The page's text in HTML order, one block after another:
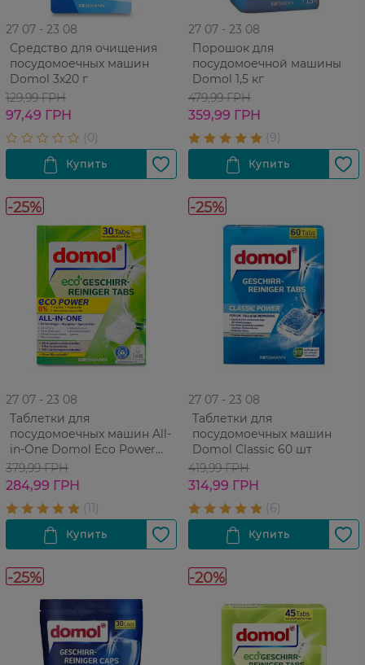
27 07 - 23 08
Средство для очищения
посудомоечных машин
Domol 3х20 г
129,99 ГРН
97,49 ГРН
27 07 - 23 08
Порошок для
посудомоечной машины
Domol 1,5 кг
479,99 ГРН
359,99 ГРН
-25%
27 07 - 23 08
Таблетки для
посудомоечных машин All-
in-One Domol Eco Power
30х19.25 г
379,99 ГРН
284,99 ГРН
-25%
27 07 - 23 08
Таблетки для
посудомоечных машин
Domol Classic 60 шт
419,99 ГРН
314,99 ГРН
-25% -20%